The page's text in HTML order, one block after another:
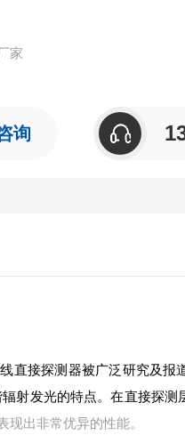
家
询
直接探测器被广泛研究及
射发光的特点。在直接探
现出非常优异的性能。